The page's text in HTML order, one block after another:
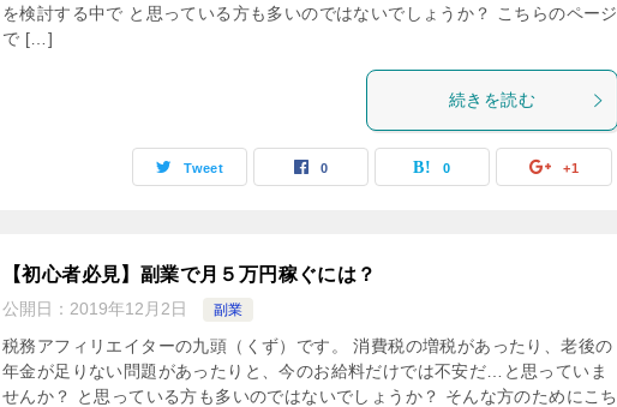
を検討する中で と思っている方も多いのではないでしょうか？ こちらのページ
で […]
続きを読む
Tweet 0 0 +1
【初心者必見】副業で月５万円稼ぐには？
公開日： 2019年12月2日 副業
税務アフィリエイターの九頭（くず）です。 消費税の増税があったり、老後の
年金が足りない問題があったりと、今のお給料だけでは不安だ…と思っていま
せんか？ と思っている方も多いのではないでしょうか？ そんな方のためにこち